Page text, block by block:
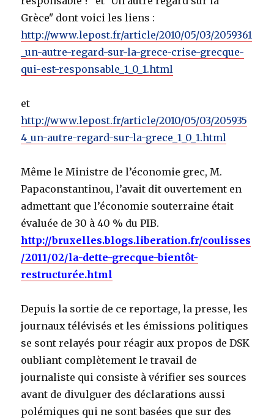
Grèceʺ dont voici les liens :
http://www.lepost.fr/article/2010/05/03/2059361
_un-autre-regard-sur-la-grece-crise-grecque-
qui-est-responsable_1_0_1.html
et
http://www.lepost.fr/article/2010/05/03/205935
4_un-autre-regard-sur-la-grece_1_0_1.html
Même le Ministre de l’économie grec, M.
Papaconstantinou, l’avait dit ouvertement en
admettant que l’économie souterraine était
évaluée de 30 à 40 % du PIB.
http://bruxelles.blogs.liberation.fr/coulisses
/2011/02/la-dette-grecque-bientôt-
restructurée.html
Depuis la sortie de ce reportage, la presse, les
journaux télévisés et les émissions politiques
se sont relayés pour réagir aux propos de DSK
oubliant complètement le travail de
journaliste qui consiste à vérifier ses sources
avant de divulguer des déclarations aussi
polémiques qui ne sont basées que sur des